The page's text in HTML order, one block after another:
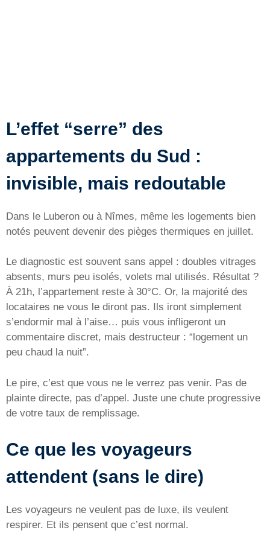
L’effet “serre” des
appartements du Sud :
invisible, mais redoutable
Dans le Luberon ou à Nîmes, même les logements bien
notés peuvent devenir des pièges thermiques en juillet.
Le diagnostic est souvent sans appel : doubles vitrages
absents, murs peu isolés, volets mal utilisés. Résultat ?
À 21h, l’appartement reste à 30°C. Or, la majorité des
locataires ne vous le diront pas. Ils iront simplement
s’endormir mal à l’aise… puis vous infligeront un
commentaire discret, mais destructeur : “logement un
peu chaud la nuit”.
Le pire, c’est que vous ne le verrez pas venir. Pas de
plainte directe, pas d’appel. Juste une chute progressive
de votre taux de remplissage.
Ce que les voyageurs
attendent (sans le dire)
Les voyageurs ne veulent pas de luxe, ils veulent
respirer. Et ils pensent que c’est normal.